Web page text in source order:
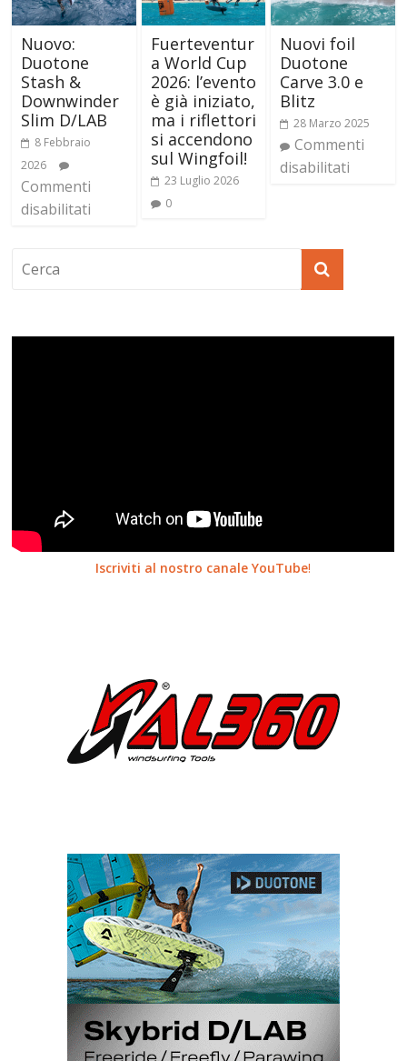
Nuovo:
Duotone
Stash &
Downwinder
Slim D/LAB
8 Febbraio
2026
Commenti
disabilitati
Fuerteventur
a World Cup
2026: l’evento
è già iniziato,
ma i riflettori
si accendono
sul Wingfoil!
23 Luglio 2026
0
Nuovi foil
Duotone
Carve 3.0 e
Blitz
28 Marzo 2025
Commenti
disabilitati
Iscriviti al nostro canale YouTube!